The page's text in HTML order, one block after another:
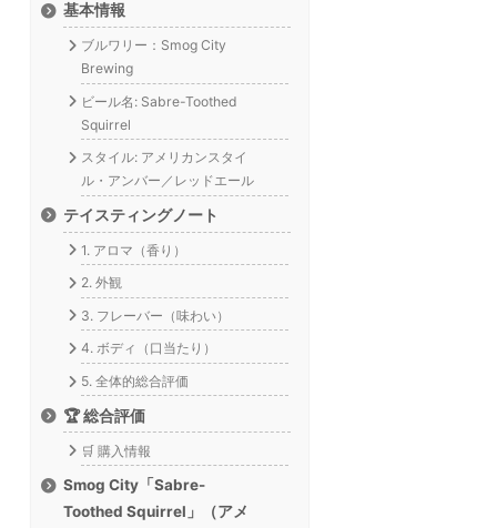
基本情報
ブルワリー：Smog City
Brewing
ビール名: Sabre-Toothed
Squirrel
スタイル: アメリカンスタイ
ル・アンバー／レッドエール
テイスティングノート
1. アロマ（香り）
2. 外観
3. フレーバー（味わい）
4. ボディ（口当たり）
5. 全体的総合評価
🏆 総合評価
🛒 購入情報
Smog City「Sabre-
Toothed Squirrel」（アメ